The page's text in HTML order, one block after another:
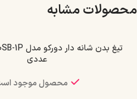
محصولات مشابه
عددی
محصول موجود